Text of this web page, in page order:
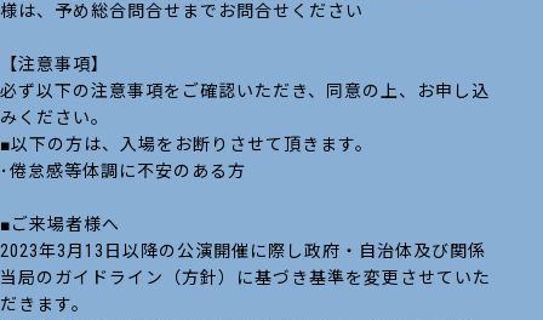
様は、予め総合問合せまでお問合せください
【注意事項】
必ず以下の注意事項をご確認いただき、同意の上、お申し込
みください。
■以下の方は、入場をお断りさせて頂きます。
･倦怠感等体調に不安のある方
■ご来場者様へ
2023年3月13日以降の公演開催に際し政府・自治体及び関係
当局のガイドライン（方針）に基づき基準を変更させていた
だきます。